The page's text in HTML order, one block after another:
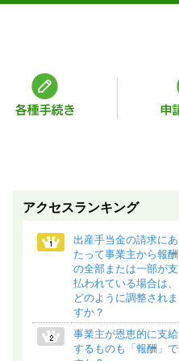
アクセスランキング
出産手当金の請求にあ
たって事業主から報酬
の全部または一部が支
払われている場合は、
どのように調整されま
すか？
事業主が恩恵的に支給
するものも「報酬」で